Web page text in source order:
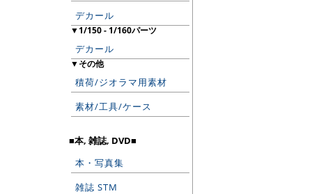
デカール
▼1/150 - 1/160パーツ
デカール
▼その他
積荷/ジオラマ用素材
素材/工具/ケース
■本, 雑誌, DVD■
本・写真集
雑誌 STM